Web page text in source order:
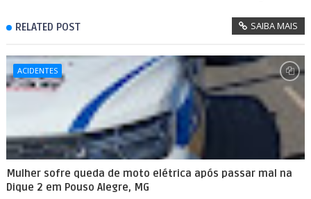
RELATED POST SAIBA MAIS
ACIDENTES
Mulher sofre queda de moto elétrica após passar mal na
Dique 2 em Pouso Alegre, MG